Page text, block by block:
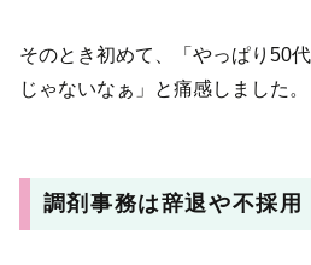
そのとき初めて、「やっぱり50
じゃないなぁ」と痛感しました。
調剤事務は辞退や不採用